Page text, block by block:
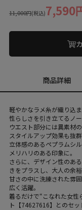
11,000円(税込)7,590
商品詳細
軽やかなラメ糸が織り込
性らしさを引き立てるノー
ウエスト部分には異素材
スタイルアップ効果も抜群
立体感のあるペプラムシ
メリハリのある印象に。
さらに、デザイン性のあ
きをプラスし、大人の余
甘さの中に洗練された雰
広く活躍。
着るだけで“こなれた女性
ト【74627616】とのセッ